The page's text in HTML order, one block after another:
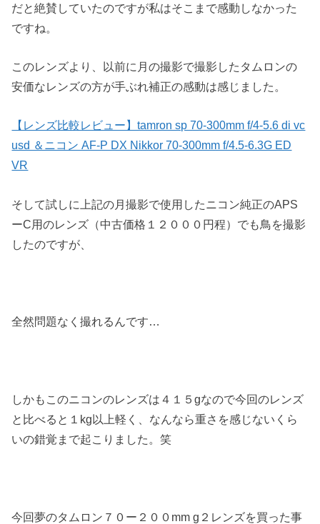
だと絶賛していたのですが私はそこまで感動しなかった
ですね。
このレンズより、以前に月の撮影で撮影したタムロンの
安価なレンズの方が手ぶれ補正の感動は感じました。
【レンズ比較レビュー】tamron sp 70-300mm f/4-5.6 di vc
usd ＆ニコン AF-P DX Nikkor 70-300mm f/4.5-6.3G ED
VR
そして試しに上記の月撮影で使用したニコン純正のAPS
ーC用のレンズ（中古価格１２０００円程）でも鳥を撮影
したのですが、
全然問題なく撮れるんです…
しかもこのニコンのレンズは４１５gなので今回のレンズ
と比べると１kg以上軽く、なんなら重さを感じないくら
いの錯覚まで起こりました。笑
今回夢のタムロン７０ー２００mm g２レンズを買った事